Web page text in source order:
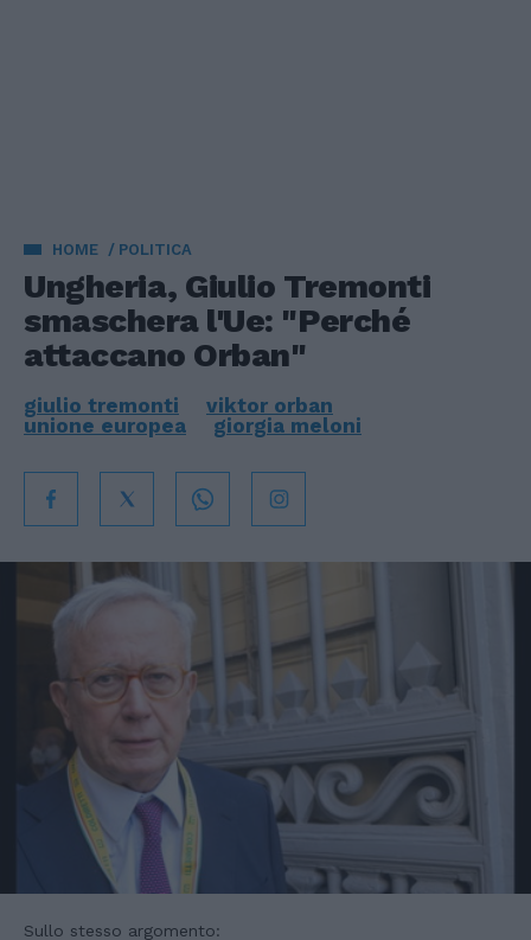
HOME POLITICA
Ungheria, Giulio Tremonti
smaschera l'Ue: "Perché
attaccano Orban"
giulio tremonti
viktor orban
unione europea
giorgia meloni
Sullo stesso argomento: